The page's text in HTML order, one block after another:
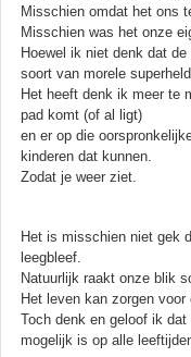
Misschien omdat het ons
Misschien was het onze
Hoewel ik niet denk dat
soort van morele
Het heeft denk ik meer te
pad komt (of al ligt)
en er op die
kinderen dat kunnen.
Zodat je weer ziet.
Het is misschien niet gek
leegbleef.
Natuurlijk raakt onze blik
Het leven kan zorgen voor
Toch denk en geloof ik
mogelijk is op alle